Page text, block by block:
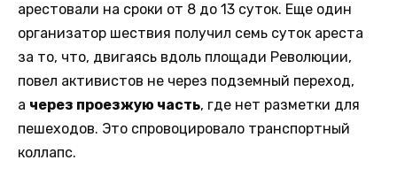
арестовали на сроки от 8 до 13 суток. Еще один
организатор шествия получил семь суток ареста
за то, что, двигаясь вдоль площади Революции,
повел активистов не через подземный переход,
а через проезжую часть, где нет разметки для
пешеходов. Это спровоцировало транспортный
коллапс.